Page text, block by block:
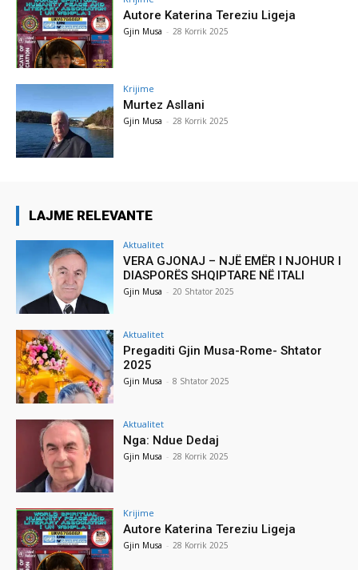
Autore Katerina Tereziu Ligeja
Gjin Musa - 28 Korrik 2025
Krijime
Murtez Asllani
Gjin Musa - 28 Korrik 2025
LAJME RELEVANTE
Aktualitet
VERA GJONAJ – NJË EMËR I NJOHUR I
DIASPORËS SHQIPTARE NË ITALI
Gjin Musa - 20 Shtator 2025
Aktualitet
Pregaditi Gjin Musa-Rome- Shtator
2025
Gjin Musa - 8 Shtator 2025
Aktualitet
Nga: Ndue Dedaj
Gjin Musa - 28 Korrik 2025
Krijime
Autore Katerina Tereziu Ligeja
Gjin Musa - 28 Korrik 2025